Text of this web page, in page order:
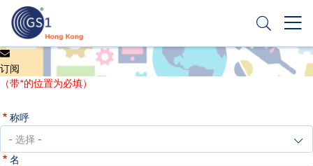
主
要
内
Header
Top
Menu
申请条码
订阅
（带*的位置为必填）
称呼
名